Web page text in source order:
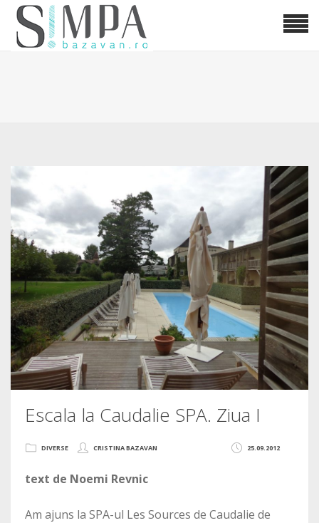
Escala la Caudalie SPA. Ziua I
25.09.2012
DIVERSE CRISTINA BAZAVAN
text de Noemi Revnic
Am ajuns la SPA-ul Les Sources de Caudalie de